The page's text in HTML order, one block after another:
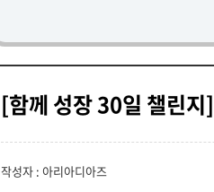
[함께 성장 30일 챌린
작성자 : 아리아디아즈